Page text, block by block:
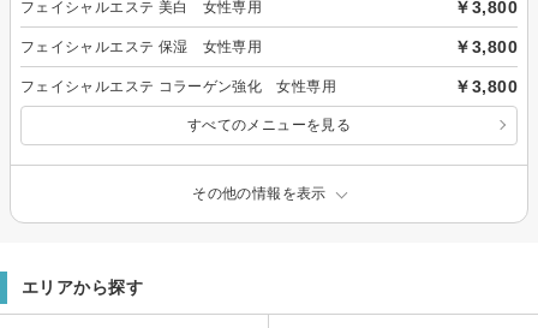
フェイシャルエステ 美白 女性専用 ￥3,800
フェイシャルエステ 保湿 女性専用 ￥3,800
フェイシャルエステ コラーゲン強化 女性専用 ￥3,800
すべてのメニューを見る
その他の情報を表示
エリアから探す